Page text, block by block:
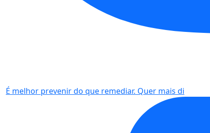
É melhor prevenir do que remediar. Quer mais di